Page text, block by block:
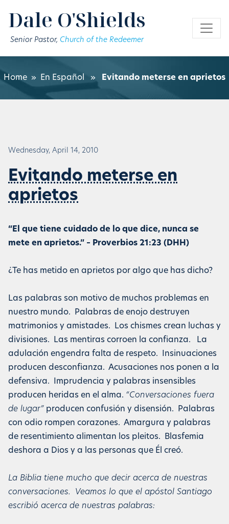
Dale O'Shields
Senior Pastor, Church of the Redeemer
Home » En Español » Evitando meterse en aprietos
Wednesday, April 14, 2010
Evitando meterse en
aprietos
“El que tiene cuidado de lo que dice, nunca se
mete en aprietos.” – Proverbios 21:23 (DHH)
¿Te has metido en aprietos por algo que has dicho?
Las palabras son motivo de muchos problemas en
nuestro mundo. Palabras de enojo destruyen
matrimonios y amistades. Los chismes crean luchas y
divisiones. Las mentiras corroen la confianza. La
adulación engendra falta de respeto. Insinuaciones
producen desconfianza. Acusaciones nos ponen a la
defensiva. Imprudencia y palabras insensibles
producen heridas en el alma. “Conversaciones fuera
de lugar” producen confusión y disensión. Palabras
con odio rompen corazones. Amargura y palabras
de resentimiento alimentan los pleitos. Blasfemia
deshora a Dios y a las personas que Él creó.
La Biblia tiene mucho que decir acerca de nuestras
conversaciones. Veamos lo que el apóstol Santiago
escribió acerca de nuestras palabras: